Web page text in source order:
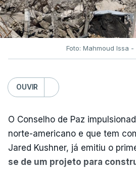
Foto: Mahmoud Issa -
OUVIR
O Conselho de Paz
norte-americano e que tem
Jared Kushner, já emitiu o
se de um projeto para